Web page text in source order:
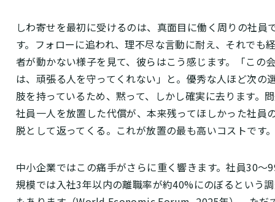
しわ寄せを最初に受けるのは、真面目に働く周りの社員
す。フォローに追われ、理不尽な言動に耐え、それでも
者が動かない様子を見て、彼らはこう感じます。「この
は、頑張る人を守ってくれない」と。優秀な人ほど次の
肢を持っているため、黙って、しかし確実に去ります。
社員一人を放置した代償が、本来残ってほしかった社員
脱として返ってくる。これが放置の最も高いコストです
中小企業ではこの痛手がさらに重く響きます。社員30〜
規模では入社3年以内の離職率が約40%にのぼるという